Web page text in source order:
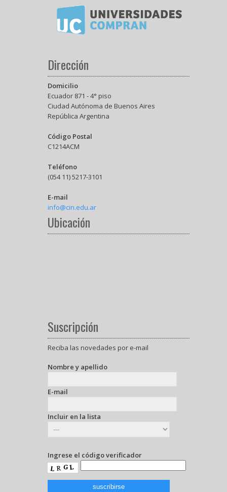
Dirección
Domicilio
Ecuador 871 - 4° piso
Ciudad Autónoma de Buenos Aires
República Argentina
Código Postal
C1214ACM
Teléfono
(054 11) 5217-3101
E-mail
info@cin.edu.ar
Ubicación
Suscripción
Reciba las novedades por e-mail
Nombre y apellido
E-mail
Incluir en la lista
Ingrese el código verificador